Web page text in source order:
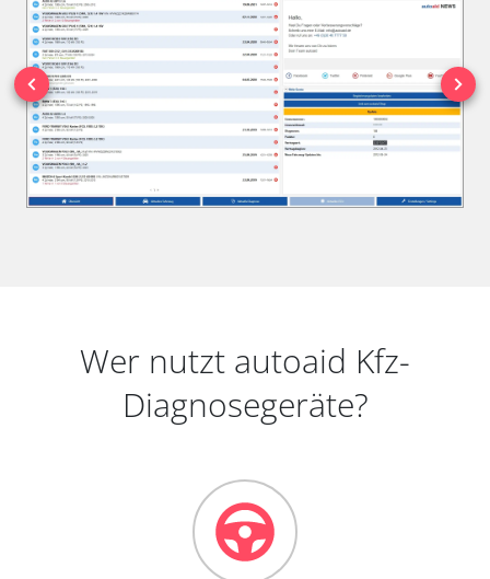
Wer nutzt autoaid Kfz-
Diagnosegeräte?